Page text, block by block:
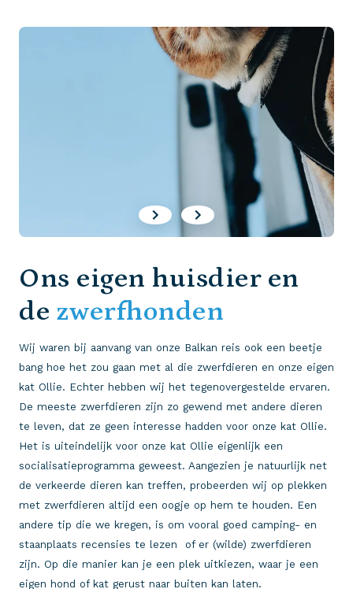
Ons eigen huisdier en
de zwerfhonden
Wij waren bij aanvang van onze Balkan reis ook een beetje
bang hoe het zou gaan met al die zwerfdieren en onze eigen
kat Ollie. Echter hebben wij het tegenovergestelde ervaren.
De meeste zwerfdieren zijn zo gewend met andere dieren
te leven, dat ze geen interesse hadden voor onze kat Ollie.
Het is uiteindelijk voor onze kat Ollie eigenlijk een
socialisatieprogramma geweest. Aangezien je natuurlijk net
de verkeerde dieren kan treffen, probeerden wij op plekken
met zwerfdieren altijd een oogje op hem te houden. Een
andere tip die we kregen, is om vooral goed camping- en
staanplaats recensies te lezen of er (wilde) zwerfdieren
zijn. Op die manier kan je een plek uitkiezen, waar je een
eigen hond of kat gerust naar buiten kan laten.